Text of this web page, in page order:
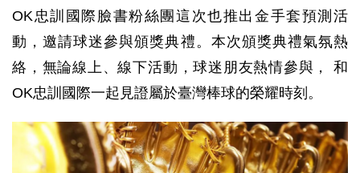
OK忠訓國際臉書粉絲團這次也推出金手套預測活
動，邀請球迷參與頒獎典禮。本次頒獎典禮氣氛熱
絡，無論線上、線下活動，球迷朋友熱情參與， 和
OK忠訓國際一起見證屬於臺灣棒球的榮耀時刻。